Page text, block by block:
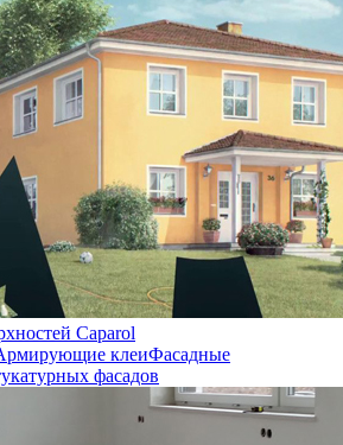
Caparol
клеиФасадные
фасадов